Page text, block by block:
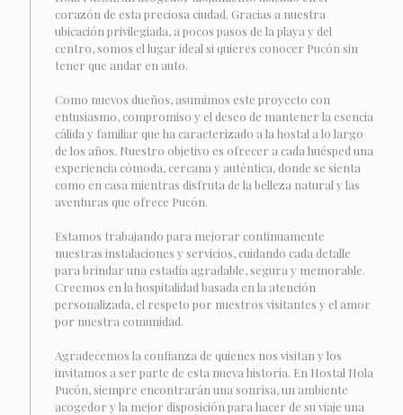
corazón de esta preciosa ciudad. Gracias a nuestra
ubicación privilegiada, a pocos pasos de la playa y del
centro, somos el lugar ideal si quieres conocer Pucón sin
tener que andar en auto.
Como nuevos dueños, asumimos este proyecto con
entusiasmo, compromiso y el deseo de mantener la esencia
cálida y familiar que ha caracterizado a la hostal a lo largo
de los años. Nuestro objetivo es ofrecer a cada huésped una
experiencia cómoda, cercana y auténtica, donde se sienta
como en casa mientras disfruta de la belleza natural y las
aventuras que ofrece Pucón.
Estamos trabajando para mejorar continuamente
nuestras instalaciones y servicios, cuidando cada detalle
para brindar una estadía agradable, segura y memorable.
Creemos en la hospitalidad basada en la atención
personalizada, el respeto por nuestros visitantes y el amor
por nuestra comunidad.
Agradecemos la confianza de quienes nos visitan y los
invitamos a ser parte de esta nueva historia. En Hostal Hola
Pucón, siempre encontrarán una sonrisa, un ambiente
acogedor y la mejor disposición para hacer de su viaje una